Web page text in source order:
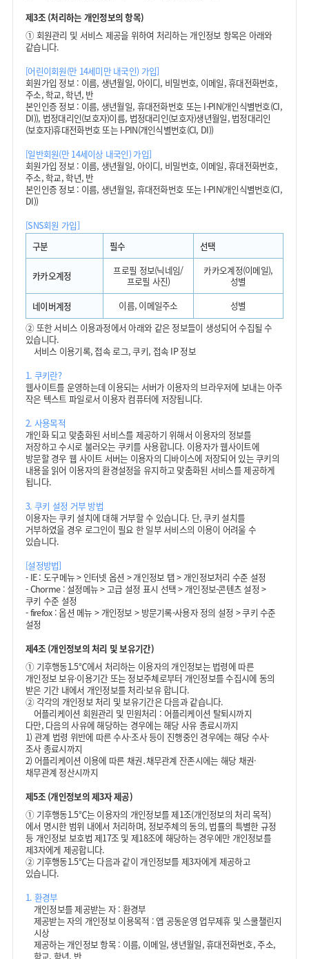
제3조 (처리하는 개인정보의 항목)
① 회원관리 및 서비스 제공을 위하여 처리하는 개인정보 항목은 아래와
같습니다.
[어린이회원(만 14세미만 내국인) 가입]
회원가입 정보 : 이름, 생년월일, 아이디, 비밀번호, 이메일, 휴대전화번호,
주소, 학교, 학년, 반
본인인증 정보 : 이름, 생년월일, 휴대전화번호 또는 I-PIN(개인식별번호(CI,
DI)), 법정대리인(보호자)이름, 법정대리인(보호자)생년월일, 법정대리인
(보호자)휴대전화번호 또는 I-PIN(개인식별번호(CI, DI))
[일반회원(만 14세이상 내국인) 가입]
회원가입 정보 : 이름, 생년월일, 아이디, 비밀번호, 이메일, 휴대전화번호,
주소, 학교, 학년, 반
본인인증 정보 : 이름, 생년월일, 휴대전화번호 또는 I-PIN(개인식별번호(CI,
DI))
[SNS회원 가입]
구분
필수 선택
카카오계정
프로필 정보(닉네임/
프로필 사진)
카카오계정(이메일),
성별
네이버계정
이름, 이메일주소
성별
② 또한 서비스 이용과정에서 아래와 같은 정보들이 생성되어 수집될 수
있습니다.
서비스 이용기록, 접속 로그, 쿠키, 접속 IP 정보
1. 쿠키란?
웹사이트를 운영하는데 이용되는 서버가 이용자의 브라우저에 보내는 아주
작은 텍스트 파일로서 이용자 컴퓨터에 저장됩니다.
2. 사용목적
개인화 되고 맞춤화된 서비스를 제공하기 위해서 이용자의 정보를
저장하고 수시로 불러오는 쿠키를 사용합니다. 이용자가 웹사이트에
방문할 경우 웹 사이트 서버는 이용자의 디바이스에 저장되어 있는 쿠키의
내용을 읽어 이용자의 환경설정을 유지하고 맞춤화된 서비스를 제공하게
됩니다.
3. 쿠키 설정 거부 방법
이용자는 쿠키 설치에 대해 거부할 수 있습니다. 단, 쿠키 설치를
거부하였을 경우 로그인이 필요 한 일부 서비스의 이용이 어려울 수
있습니다.
[설정방법]
- IE : 도구메뉴 > 인터넷 옵션 > 개인정보 탭 > 개인정보처리 수준 설정
- Chorme : 설정메뉴 > 고급 설정 표시 선택 > 개인정보-콘텐츠 설정 >
쿠키 수준 설정
- firefox : 옵션 메뉴 > 개인정보 > 방문기록-사용자 정의 설정 > 쿠키 수준
설정
제4조 (개인정보의 처리 및 보유기간)
① 기후행동1.5℃에서 처리하는 이용자의 개인정보는 법령에 따른
개인정보 보유·이용기간 또는 정보주체로부터 개인정보를 수집시에 동의
받은 기간 내에서 개인정보를 처리·보유 합니다.
② 각각의 개인정보 처리 및 보유기간은 다음과 같습니다.
어플리케이션 회원관리 및 민원처리 : 어플리케이션 탈퇴시까지
다만, 다음의 사유에 해당하는 경우에는 해당 사유 종료시까지
1) 관계 법령 위반에 따른 수사·조사 등이 진행중인 경우에는 해당 수사·
조사 종료시까지
2) 어플리케이션 이용에 따른 채권․채무관계 잔존시에는 해당 채권·
채무관계 정산시까지
제5조 (개인정보의 제3자 제공)
① 기후행동1.5℃는 이용자의 개인정보를 제1조(개인정보의 처리 목적)
에서 명시한 범위 내에서 처리하며, 정보주체의 동의, 법률의 특별한 규정
등 개인정보 보호법 제17조 및 제18조에 해당하는 경우에만 개인정보를
제3자에게 제공합니다.
② 기후행동1.5℃는 다음과 같이 개인정보를 제3자에게 제공하고
있습니다.
1. 환경부
개인정보를 제공받는 자 : 환경부
제공받는 자의 개인정보 이용목적 : 앱 공동운영 업무제휴 및 스쿨챌린지
시상
제공하는 개인정보 항목 : 이름, 이메일, 생년월일, 휴대전화번호, 주소,
학교, 학년, 반